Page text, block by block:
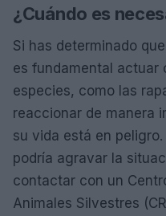
¿Cuándo es
Si has determinado
es fundamental actuar
especies, como las
reaccionar de manera
su vida está en
podría agravar la
contactar con un
Animales Silvestres